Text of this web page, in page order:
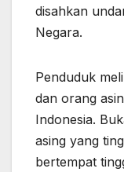
disahkan
Negara.
Penduduk
dan orang
Indonesia.
asing yang
bertempat